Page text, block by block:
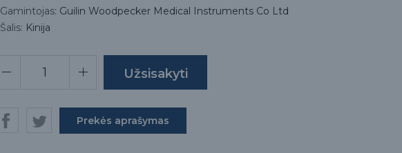
Gamintojas: Guilin Woodpecker Medical Instruments Co Ltd
Šalis: Kinija
Prekės aprašymas